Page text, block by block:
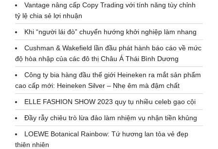
Vantage nâng cấp Copy Trading với tính năng tùy chỉnh
tỷ lệ chia sẻ lợi nhuận
Khi “người lái đò” chuyển hướng khởi nghiệp làm nhang
Cushman & Wakefield lần đầu phát hành báo cáo về mức
độ hòa nhập của các đô thị Châu Á Thái Bình Dương
Công ty bia hàng đầu thế giới Heineken ra mắt sản phẩm
cao cấp mới: Heineken Silver – Nhẹ êm mà đậm chất
ELLE FASHION SHOW 2023 quy tụ nhiều celeb gạo cội
Đầy rẫy chiêu trò lừa đảo làm nhiệm vụ nhận tiền khủng
LOEWE Botanical Rainbow: Tứ hương lan tỏa vẻ đẹp
thiên nhiên